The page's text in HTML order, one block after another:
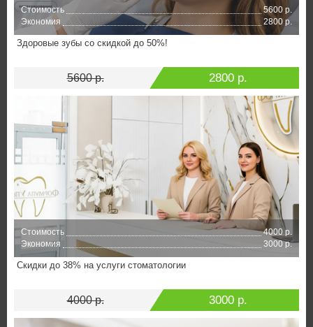
Стоимость
5600 р.
Экономия
2800 р.
Здоровые зубы со скидкой до 50%!
5600 р. 2800 р.
Стоимость
4000 р.
Экономия
3000 р.
Скидки до 38% на услуги стоматологии
4000 р. 3000 р.